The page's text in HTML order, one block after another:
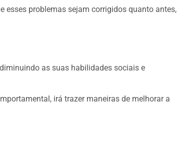
esses problemas sejam corrigidos quanto antes,
as suas habilidades sociais e
irá trazer maneiras de melhorar a